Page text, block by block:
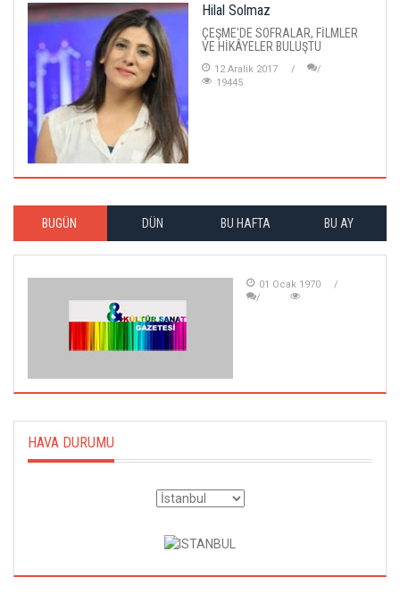
Hilal Solmaz
ÇEŞME'DE SOFRALAR, FİLMLER
VE HİKÂYELER BULUŞTU
12 Aralik 2017
19445
BUGÜN DÜN BU HAFTA BU AY
01 Ocak 1970
HAVA DURUMU